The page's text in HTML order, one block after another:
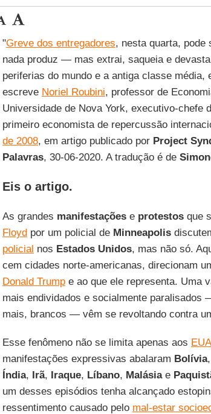
"Greve dos entregadores, nesta quarta, pode
nada produz — mas extrai, saqueia e
periferias do mundo e a antiga classe
escreve Noriel Roubini, professor de
Universidade de Nova York, executivo-chefe
primeiro economista de repercussão
de 2008, em artigo publicado por Project
Palavras, 30-06-2020. A tradução é de
Eis o artigo.
As grandes manifestaçõese protestosque
Floydpor um policial de Minneapolis
policial nos Estados Unidos, mas não só.
cem cidades norte-americanas, direcionam
Donald Trumpe ao que ele representa. Uma
mais endividados e socialmente
mais, brancos — vêm se revoltando contra
Esse fenômeno não se limita apenas aos EUA
manifestações expressivas abalaram Bolívia,
Índia, Irã, Iraque, Líbano, Malásiae
um desses episódios tenha alcançado
ressentimento causado pelo mal-estar